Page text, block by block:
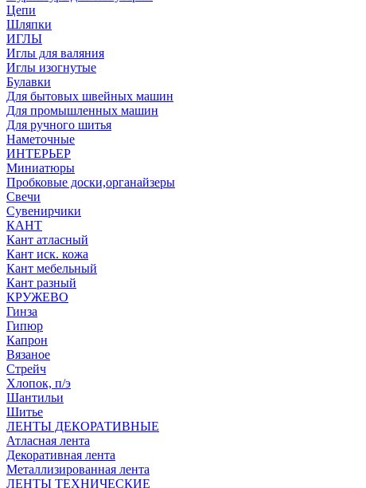
Цепи
Шляпки
ИГЛЫ
Иглы для валяния
Иглы изогнутые
Булавки
Для бытовых швейных машин
Для промышленных машин
Для ручного шитья
Наметочные
ИНТЕРЬЕР
Миниатюры
Пробковые доски,органайзеры
Свечи
Сувенирчики
КАНТ
Кант атласный
Кант иск. кожа
Кант мебельный
Кант разный
КРУЖЕВО
Гинза
Гипюр
Капрон
Вязаное
Стрейч
Хлопок, п/э
Шантильи
Шитье
ЛЕНТЫ ДЕКОРАТИВНЫЕ
Атласная лента
Декоративная лента
Металлизированная лента
ЛЕНТЫ ТЕХНИЧЕСКИЕ